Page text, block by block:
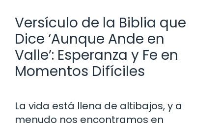
Versículo de la Biblia que
Dice ‘Aunque Ande en
Valle’: Esperanza y Fe en
Momentos Difíciles
La vida está llena de altibajos, y a
menudo nos encontramos en